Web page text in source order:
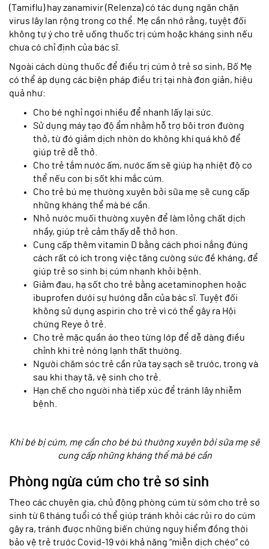
(Tamiflu) hay zanamivir (Relenza) có tác dụng ngăn chặn
virus lây lan rộng trong cơ thể. Mẹ cần nhớ rằng, tuyệt đối
không tự ý cho trẻ uống thuốc trị cúm hoặc kháng sinh nếu
chưa có chỉ định của bác sĩ.
Ngoài cách dùng thuốc để điều trị cúm ở trẻ sơ sinh, Bố Mẹ
có thể áp dụng các biện pháp điều trị tại nhà đơn giản, hiệu
quả như:
Cho bé nghỉ ngơi nhiều để nhanh lấy lại sức.
Sử dụng máy tạo độ ẩm nhằm hỗ trợ bôi trơn đường
thở, từ đó giảm dịch nhờn do không khí quá khô để
giúp trẻ dễ thở.
Cho trẻ tắm nước ấm, nước ấm sẽ giúp hạ nhiệt độ cơ
thể nếu con bị sốt khi mắc cúm.
Cho trẻ bú mẹ thường xuyên bởi sữa mẹ sẽ cung cấp
những kháng thể mà bé cần.
Nhỏ nước muối thường xuyên để làm lỏng chất dịch
nhầy, giúp trẻ cảm thấy dễ thở hơn.
Cung cấp thêm vitamin D bằng cách phơi nắng đúng
cách rất có ích trong việc tăng cường sức đề kháng, để
giúp trẻ sơ sinh bị cúm nhanh khỏi bệnh.
Giảm đau, hạ sốt cho trẻ bằng acetaminophen hoặc
ibuprofen dưới sự hướng dẫn của bác sĩ. Tuyệt đối
không sử dụng aspirin cho trẻ vì có thể gây ra Hội
chứng Reye ở trẻ.
Cho trẻ mặc quần áo theo từng lớp để dễ dàng điều
chỉnh khi trẻ nóng lạnh thất thường.
Người chăm sóc trẻ cần rửa tay sạch sẽ trước, trong và
sau khi thay tã, vệ sinh cho trẻ.
Hạn chế cho người nhà tiếp xúc để tránh lây nhiễm
bệnh.
Khi bé bị cúm, mẹ cần cho bé bú thường xuyên bởi sữa mẹ sẽ
cung cấp những kháng thể mà bé cần
Phòng ngừa cúm cho trẻ sơ sinh
Theo các chuyên gia, chủ động phòng cúm từ sớm cho trẻ sơ
sinh từ 6 tháng tuổi có thể giúp tránh khỏi các rủi ro do cúm
gây ra, tránh được những biến chứng nguy hiểm đồng thời
bảo vệ trẻ trước Covid-19 với khả năng “miễn dịch chéo” có